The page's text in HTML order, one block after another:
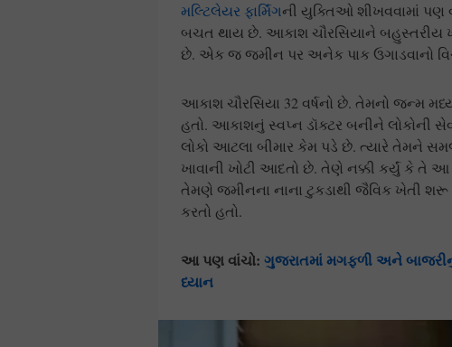
મલ્ટિલેયર ફાર્મિંગની યુક્તિઓ શીખવવામાં પણ
બચત થાય છે. આકાશ ચૌરસિયાને બહુસ્તરીય
છે. એક જ જમીન પર અનેક પાક ઉગાડવાનો
આકાશ ચૌરસિયા 32 વર્ષનો છે. તેમનો જન્મ
હતો. આકાશનું સ્વપ્ન ડૉક્ટર બનીને લોકોની
લોકો આટલા બીમાર કેમ પડે છે. ત્યારે તેમને
ખાવાની ખોટી આદતો છે. તેણે નક્કી કર્યું કે તે
તેમણે જમીનના નાના ટુકડાથી જૈવિક ખેતી શરૂ
કરતો હતો.
આ પણ વાંચો: ગુજરાતમાં મગફળી અને
ધ્યાન